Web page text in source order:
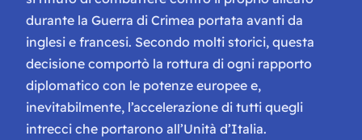
durante la Guerra di Crimea portata avanti da
inglesi e francesi. Secondo molti storici, questa
decisione comportò la rottura di ogni rapporto
diplomatico con le potenze europee e,
inevitabilmente, l’accelerazione di tutti quegli
intrecci che portarono all’Unità d’Italia.